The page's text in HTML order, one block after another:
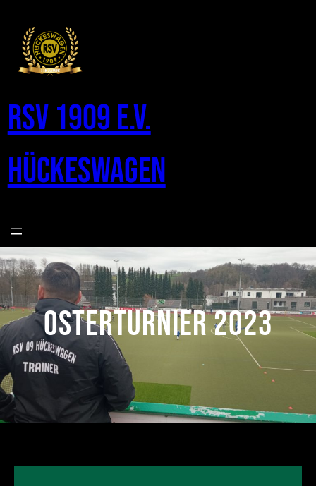
springen
RSV 1909 e.V.
Hückeswagen
Osterturnier 2023